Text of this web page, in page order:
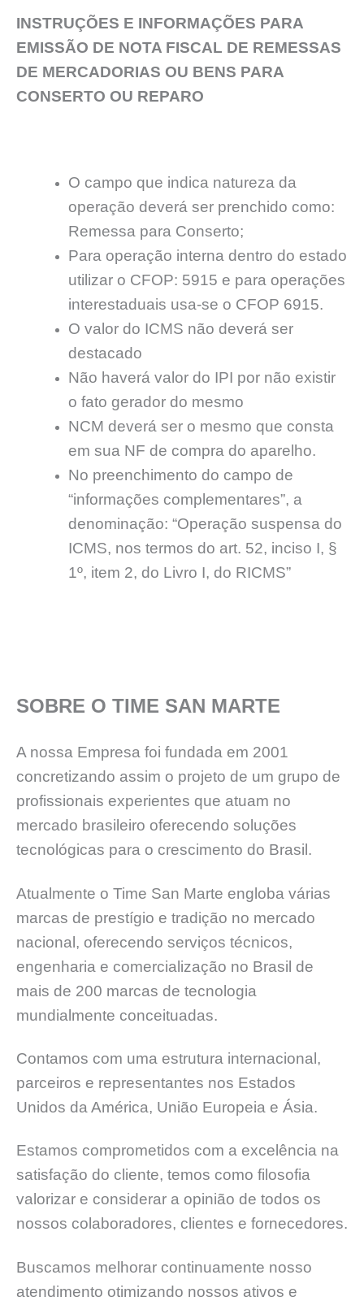
INSTRUÇÕES E INFORMAÇÕES PARA
EMISSÃO DE NOTA FISCAL DE REMESSAS
DE MERCADORIAS OU BENS PARA
CONSERTO OU REPARO
O campo que indica natureza da
operação deverá ser prenchido como:
Remessa para Conserto;
Para operação interna dentro do estado
utilizar o CFOP: 5915 e para operações
interestaduais usa-se o CFOP 6915.
O valor do ICMS não deverá ser
destacado
Não haverá valor do IPI por não existir
o fato gerador do mesmo
NCM deverá ser o mesmo que consta
em sua NF de compra do aparelho.
No preenchimento do campo de
“informações complementares”, a
denominação: “Operação suspensa do
ICMS, nos termos do art. 52, inciso I, §
1º, item 2, do Livro I, do RICMS”
SOBRE O TIME SAN MARTE
A nossa Empresa foi fundada em 2001
concretizando assim o projeto de um grupo de
profissionais experientes que atuam no
mercado brasileiro oferecendo soluções
tecnológicas para o crescimento do Brasil.
Atualmente o Time San Marte engloba várias
marcas de prestígio e tradição no mercado
nacional, oferecendo serviços técnicos,
engenharia e comercialização no Brasil de
mais de 200 marcas de tecnologia
mundialmente conceituadas.
Contamos com uma estrutura internacional,
parceiros e representantes nos Estados
Unidos da América, União Europeia e Ásia.
Estamos comprometidos com a excelência na
satisfação do cliente, temos como filosofia
valorizar e considerar a opinião de todos os
nossos colaboradores, clientes e fornecedores.
Buscamos melhorar continuamente nosso
atendimento otimizando nossos ativos e